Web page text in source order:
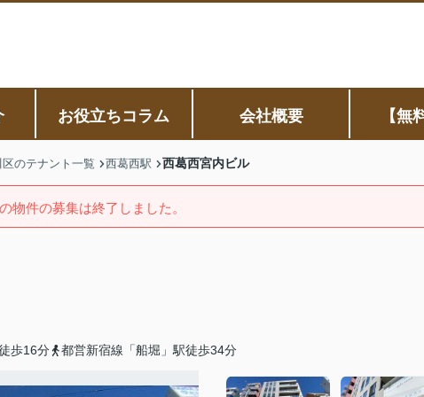
お役立ちコラム 会社概要 【無
のテナント一覧 西葛西駅 西葛西宮内ビル
物件の募集は終了しました。
歩16分 都営新宿線「船堀」駅徒歩34分